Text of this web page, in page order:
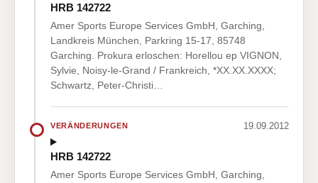
HRB 142722
Amer Sports Europe Services GmbH, Garching,
Landkreis München, Parkring 15-17, 85748
Garching. Prokura erloschen: Horellou ep VIGNON,
Sylvie, Noisy-le-Grand / Frankreich, *XX.XX.XXXX;
Schwartz, Peter-Christi…
VERÄNDERUNGEN 19.09.2012
HRB 142722
Amer Sports Europe Services GmbH, Garching,